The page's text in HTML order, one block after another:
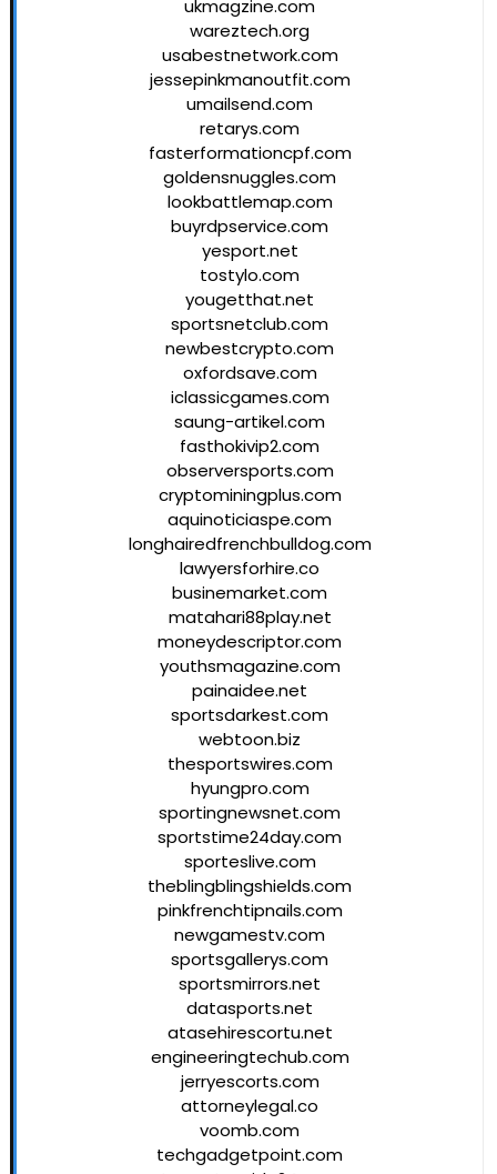
ukmagzine.com
wareztech.org
usabestnetwork.com
jessepinkmanoutfit.com
umailsend.com
retarys.com
fasterformationcpf.com
goldensnuggles.com
lookbattlemap.com
buyrdpservice.com
yesport.net
tostylo.com
yougetthat.net
sportsnetclub.com
newbestcrypto.com
oxfordsave.com
iclassicgames.com
saung-artikel.com
fasthokivip2.com
observersports.com
cryptominingplus.com
aquinoticiaspe.com
longhairedfrenchbulldog.com
lawyersforhire.co
businemarket.com
matahari88play.net
moneydescriptor.com
youthsmagazine.com
painaidee.net
sportsdarkest.com
webtoon.biz
thesportswires.com
hyungpro.com
sportingnewsnet.com
sportstime24day.com
sporteslive.com
theblingblingshields.com
pinkfrenchtipnails.com
newgamestv.com
sportsgallerys.com
sportsmirrors.net
datasports.net
atasehirescortu.net
engineeringtechub.com
jerryescorts.com
attorneylegal.co
voomb.com
techgadgetpoint.com